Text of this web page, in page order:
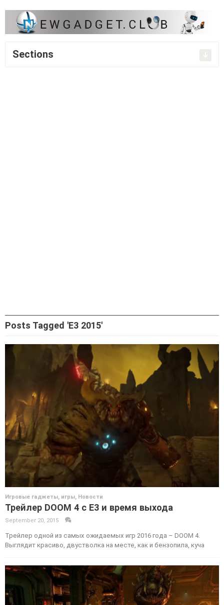
Sections
Posts Tagged 'E3 2015'
Игровые гаджеты, игры, Новости
Трейлер DOOM 4 с E3 и время выхода
September 20, 2015
Трейлер одной из самых ожидаемых игр 2016 года – DOOM 4.
Выглядит красиво, двустволка на месте, как и бензопила, куча